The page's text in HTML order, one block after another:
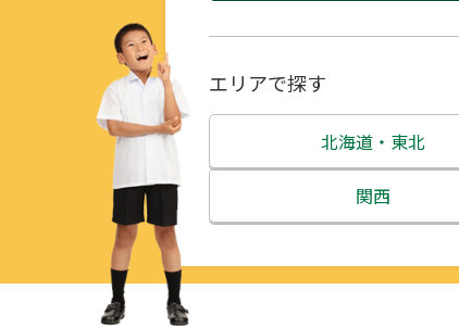
エリアで探す
北海道・東北
北海道
関西